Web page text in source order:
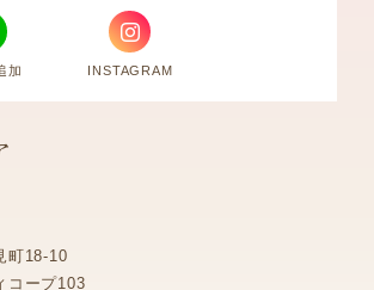
加 INSTAGRAM
町18-10
コープ103